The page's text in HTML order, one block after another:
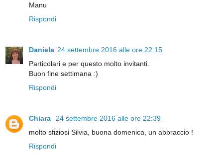
Manu
Rispondi
Daniela 24 settembre 2016 alle ore 22:15
Particolari e per questo molto invitanti.
Buon fine settimana :)
Rispondi
Chiara
24 settembre 2016 alle ore 22:39
molto sfiziosi Silvia, buona domenica, un abbraccio !
Rispondi